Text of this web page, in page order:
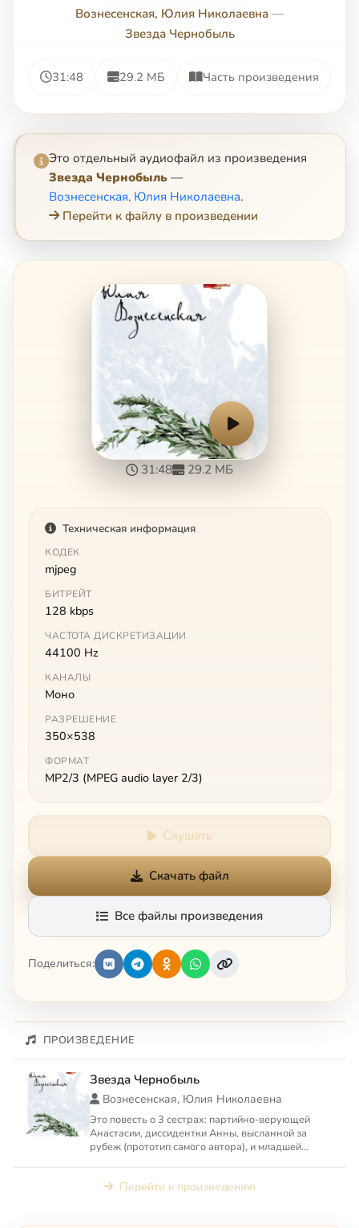
Вознесенская, Юлия Николаевна —
Звезда Чернобыль
31:48 29.2 МБ Часть произведения
Это отдельный аудиофайл из произведения
Звезда Чернобыль —
Вознесенская, Юлия Николаевна.
Перейти к файлу в произведении
31:48 29.2 МБ
Техническая информация
КОДЕК
mjpeg
БИТРЕЙТ
128 kbps
ЧАСТОТА ДИСКРЕТИЗАЦИИ
44100 Hz
КАНАЛЫ
Моно
РАЗРЕШЕНИЕ
350×538
ФОРМАТ
MP2/3 (MPEG audio layer 2/3)
Слушать
Скачать файл
Все файлы произведения
Поделиться:
ПРОИЗВЕДЕНИЕ
Звезда Чернобыль
Вознесенская, Юлия Николаевна
Это повесть о 3 сестрах: партийно-верующей
Анастасии, диссидентки Анны, высланной за
рубеж (прототип самого автора), и младшей
Перейти к произведению